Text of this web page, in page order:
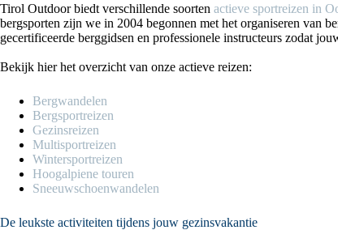
Tirol Outdoor biedt verschillende soorten actieve sportreizen in
bergsporten zijn we in 2004 begonnen met het organiseren van
gecertificeerde berggidsen en professionele instructeurs zodat
Bekijk hier het overzicht van onze actieve reizen:
Bergwandelen
Bergsportreizen
Gezinsreizen
Multisportreizen
Wintersportreizen
Hoogalpiene touren
Sneeuwschoenwandelen
De leukste activiteiten tijdens jouw gezinsvakantie